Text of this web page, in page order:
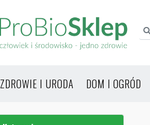
ZDROWIE I URODA DOM I OGRÓD